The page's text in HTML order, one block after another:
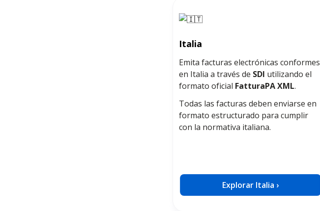
Italia
Emita facturas electrónicas conformes
en Italia a través de SDI utilizando el
formato oficial FatturaPA XML.
Todas las facturas deben enviarse en
formato estructurado para cumplir
con la normativa italiana.
Explorar Italia ›